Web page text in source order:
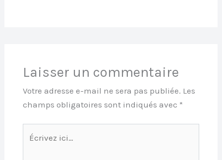
Laisser un commentaire
Votre adresse e-mail ne sera pas publiée. Les
champs obligatoires sont indiqués avec *